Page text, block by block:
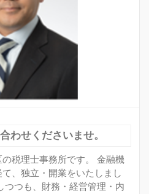
わせくださいませ。
税理士事務所です。 金融機
、独立・開業をいたしまし
つつも、財務・経営管理・内